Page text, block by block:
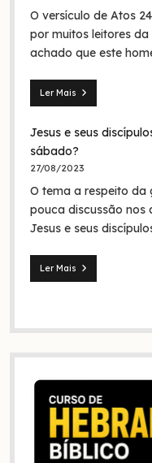
era
em
nome
O versículo de Atos
por muitos leitores da
achado que este
Ler Mais
Seita
nazarenos:
quem
foram
na
Bíblia
Jesus e seus
sábado?
27/08/2023
O tema a respeito
pouca discussão nos
Jesus e seus
Ler Mais
Jesus
sábado?